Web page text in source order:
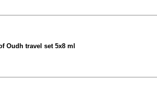
Oudh travel set 5x8 ml